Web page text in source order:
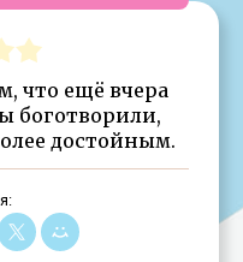
что ещё вчера
боготворили,
достойным.